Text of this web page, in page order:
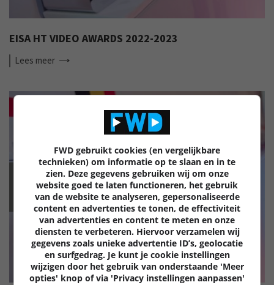
EISA HT VIDEO AWARDS 2022-2023
Lees meer
FWD gebruikt cookies (en vergelijkbare
technieken) om informatie op te slaan en in te
zien. Deze gegevens gebruiken wij om onze
website goed te laten functioneren, het gebruik
van de website te analyseren, gepersonaliseerde
content en advertenties te tonen, de effectiviteit
van advertenties en content te meten en onze
diensten te verbeteren. Hiervoor verzamelen wij
gegevens zoals unieke advertentie ID’s, geolocatie
en surfgedrag. Je kunt je cookie instellingen
wijzigen door het gebruik van onderstaande 'Meer
opties' knop of via 'Privacy instellingen aanpassen'